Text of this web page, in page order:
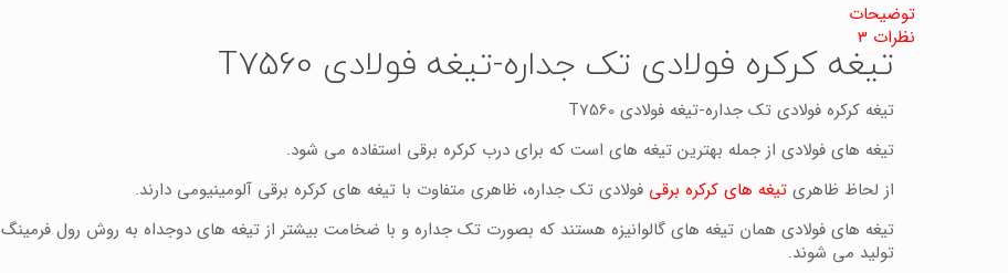
توضیحات
نظرات 3
تیغه کرکره فولادی تک جداره-تیغه فولادی T7560
تیغه کرکره فولادی تک جداره-تیغه فولادی T7560
تیغه های فولادی از جمله بهترین تیغه های است که برای درب کرکره برقی استفاده می شود.
از لحاظ ظاهری تیغه های کرکره برقی فولادی تک جداره، ظاهری متفاوت با تیغه های کرکره برقی آلومینیومی دارند.
تیغه های فولادی همان تیغه های گالوانیزه هستند که بصورت تک جداره و با ضخامت بیشتر از تیغه های دوجداه به روش رول فرمینگ
تولید می شوند.